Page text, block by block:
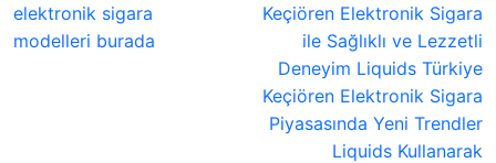
elektronik sigara
modelleri burada
Keçiören Elektronik Sigara
ile Sağlıklı ve Lezzetli
Deneyim Liquids Türkiye
Keçiören Elektronik Sigara
Piyasasında Yeni Trendler
Liquids Kullanarak